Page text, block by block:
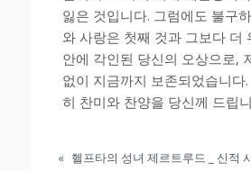
잃은 것입니다. 그럼에도 불구
와 사랑은 첫째 것과 그보다 더
안에 각인된 당신의 오상으로,
없이 지금까지 보존되었습니다
히 찬미와 찬양을 당신께 드립
«